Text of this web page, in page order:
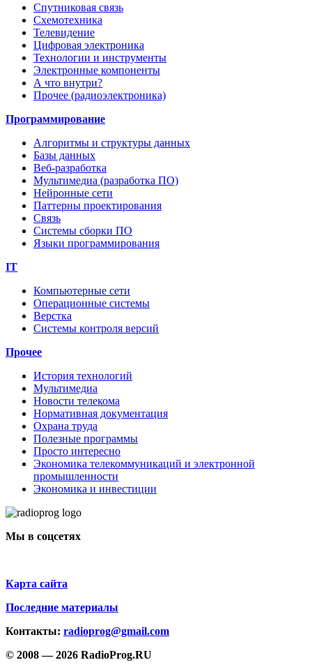
Спутниковая связь
Схемотехника
Телевидение
Цифровая электроника
Технологии и инструменты
Электронные компоненты
А что внутри?
Прочее (радиоэлектроника)
Программирование
Алгоритмы и структуры данных
Базы данных
Веб-разработка
Мультимедиа (разработка ПО)
Нейронные сети
Паттерны проектирования
Связь
Системы сборки ПО
Языки программирования
IT
Компьютерные сети
Операционные системы
Верстка
Системы контроля версий
Прочее
История технологий
Мультимедиа
Новости телекома
Нормативная документация
Охрана труда
Полезные программы
Просто интересно
Экономика телекоммуникаций и электронной
промышленности
Экономика и инвестиции
Мы в соцсетях
Карта сайта
Последние материалы
Контакты: radioprog@gmail.com
© 2008 — 2026 RadioProg.RU